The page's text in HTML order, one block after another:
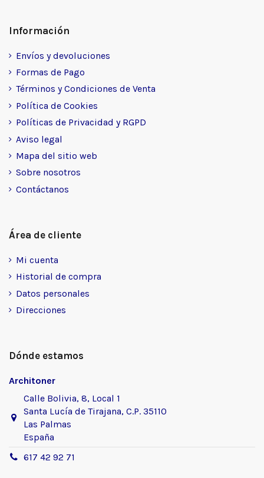
Información
Envíos y devoluciones
Formas de Pago
Términos y Condiciones de Venta
Política de Cookies
Políticas de Privacidad y RGPD
Aviso legal
Mapa del sitio web
Sobre nosotros
Contáctanos
Área de cliente
Mi cuenta
Historial de compra
Datos personales
Direcciones
Dónde estamos
Architoner
Calle Bolivia, 8, Local 1
Santa Lucía de Tirajana, C.P. 35110
Las Palmas
España
617 42 92 71